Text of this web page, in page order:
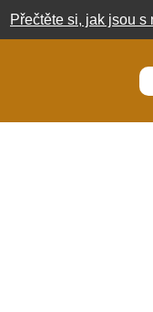
Přečtěte si, jak jsou